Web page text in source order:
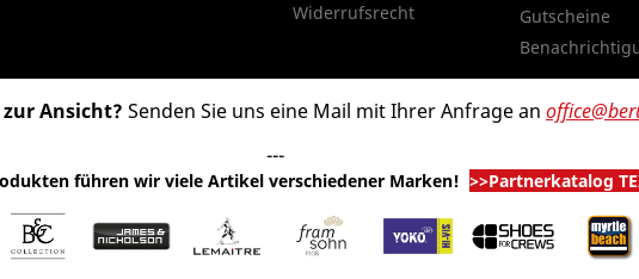
Widerrufsrecht
Gutscheine
Ansicht? Senden Sie uns eine Mail mit Ihrer Anfrage an
---
führen wir viele Artikel verschiedener Marken! >>Partnerkatalog